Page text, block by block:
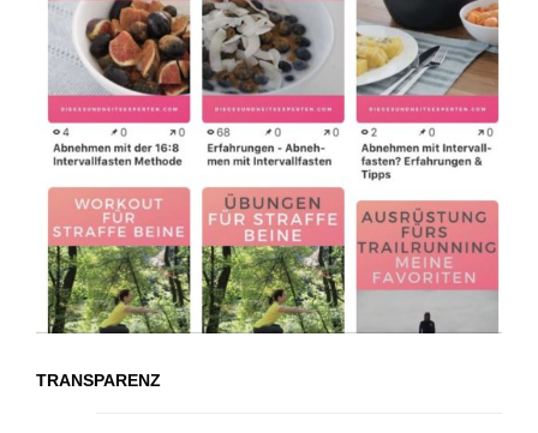
TRANSPARENZ